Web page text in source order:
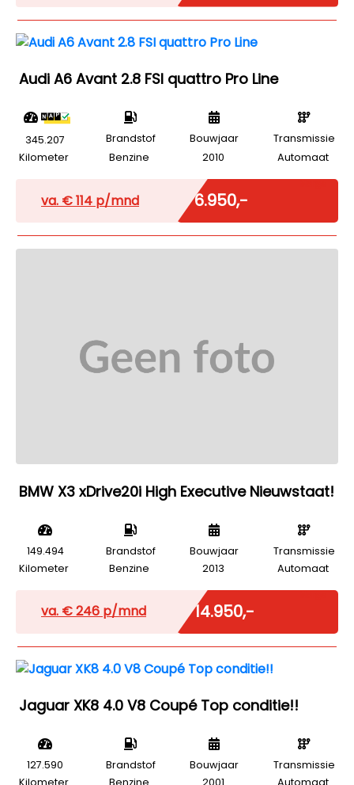
Audi A6 Avant 2.8 FSI quattro Pro Line
345.207
Kilometer
Brandstof
Benzine
Bouwjaar
2010
Transmissie
Automaat
va. €114 p/mnd € 6.950,-
BMW X3 xDrive20i High Executive Nieuwstaat!
149.494
Kilometer
Brandstof
Benzine
Bouwjaar
2013
Transmissie
Automaat
va. €246 p/mnd € 14.950,-
Jaguar XK8 4.0 V8 Coupé Top conditie!!
127.590
Kilometer
Brandstof
Benzine
Bouwjaar
2001
Transmissie
Automaat